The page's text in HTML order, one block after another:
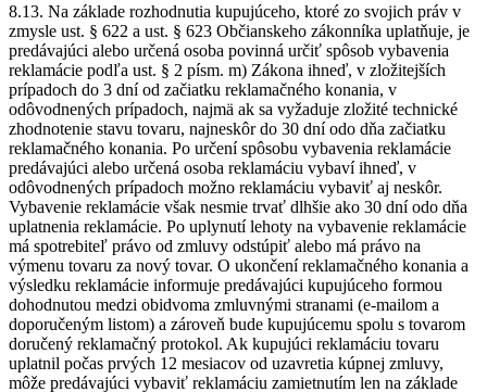
8.13. Na základe rozhodnutia kupujúceho, ktoré zo svojich práv v
zmysle ust. § 622 a ust. § 623 Občianskeho zákonníka uplatňuje, je
predávajúci alebo určená osoba povinná určiť spôsob vybavenia
reklamácie podľa ust. § 2 písm. m) Zákona ihneď, v zložitejších
prípadoch do 3 dní od začiatku reklamačného konania, v
odôvodnených prípadoch, najmä ak sa vyžaduje zložité technické
zhodnotenie stavu tovaru, najneskôr do 30 dní odo dňa začiatku
reklamačného konania. Po určení spôsobu vybavenia reklamácie
predávajúci alebo určená osoba reklamáciu vybaví ihneď, v
odôvodnených prípadoch možno reklamáciu vybaviť aj neskôr.
Vybavenie reklamácie však nesmie trvať dlhšie ako 30 dní odo dňa
uplatnenia reklamácie. Po uplynutí lehoty na vybavenie reklamácie
má spotrebiteľ právo od zmluvy odstúpiť alebo má právo na
výmenu tovaru za nový tovar. O ukončení reklamačného konania a
výsledku reklamácie informuje predávajúci kupujúceho formou
dohodnutou medzi obidvoma zmluvnými stranami (e-mailom a
doporučeným listom) a zároveň bude kupujúcemu spolu s tovarom
doručený reklamačný protokol. Ak kupujúci reklamáciu tovaru
uplatnil počas prvých 12 mesiacov od uzavretia kúpnej zmluvy,
môže predávajúci vybaviť reklamáciu zamietnutím len na základe